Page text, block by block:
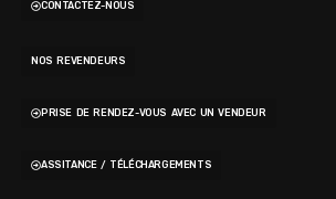
CONTACTEZ-NOUS
NOS REVENDEURS
PRISE DE RENDEZ-VOUS AVEC UN VENDEUR
ASSITANCE / TÉLÉCHARGEMENTS